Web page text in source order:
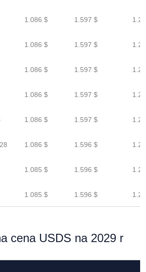
1.086 $ 1.597 $
1.086 $ 1.597 $
1.086 $ 1.597 $
1.086 $ 1.597 $
1.086 $ 1.597 $
1.086 $ 1.596 $
1.085 $ 1.596 $
1.085 $ 1.596 $
cena USDS na 2029 r